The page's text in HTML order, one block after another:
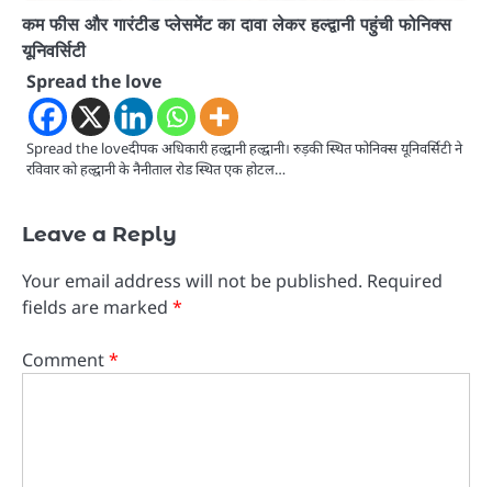
कम फीस और गारंटीड प्लेसमेंट का दावा लेकर हल्द्वानी पहुंची फोनिक्स
यूनिवर्सिटी
Spread the love
Spread the loveदीपक अधिकारी हल्द्वानी हल्द्वानी। रुड़की स्थित फोनिक्स यूनिवर्सिटी ने
रविवार को हल्द्वानी के नैनीताल रोड स्थित एक होटल…
Leave a Reply
Your email address will not be published. Required
fields are marked *
Comment*